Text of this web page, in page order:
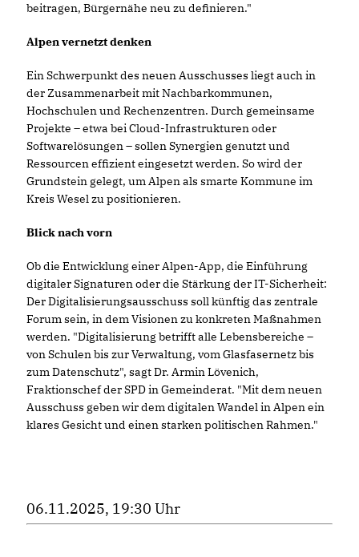
beitragen, Bürgernähe neu zu definieren."
Alpen vernetzt denken
Ein Schwerpunkt des neuen Ausschusses liegt auch in
der Zusammenarbeit mit Nachbarkommunen,
Hochschulen und Rechenzentren. Durch gemeinsame
Projekte – etwa bei Cloud-Infrastrukturen oder
Softwarelösungen – sollen Synergien genutzt und
Ressourcen effizient eingesetzt werden. So wird der
Grundstein gelegt, um Alpen als smarte Kommune im
Kreis Wesel zu positionieren.
Blick nach vorn
Ob die Entwicklung einer Alpen-App, die Einführung
digitaler Signaturen oder die Stärkung der IT-Sicherheit:
Der Digitalisierungsausschuss soll künftig das zentrale
Forum sein, in dem Visionen zu konkreten Maßnahmen
werden. "Digitalisierung betrifft alle Lebensbereiche –
von Schulen bis zur Verwaltung, vom Glasfasernetz bis
zum Datenschutz", sagt Dr. Armin Lövenich,
Fraktionschef der SPD in Gemeinderat. "Mit dem neuen
Ausschuss geben wir dem digitalen Wandel in Alpen ein
klares Gesicht und einen starken politischen Rahmen."
06.11.2025, 19:30 Uhr